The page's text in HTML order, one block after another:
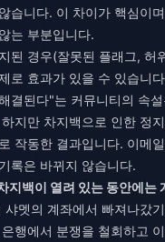
습니다. 이 차이가 핵심이
는 부분입니다.
된 경우(잘못된 플래그, 허
로 효과가 있을 수 있습니
결된다"는 커뮤니티의 속설
지만 차지백으로 인한 정
작동한 결과입니다. 이메
록은 바뀌지 않습니다.
지백이 열려 있는 동안에는
샤멧의 계좌에서 빠져나갔
행에서 분쟁을 철회하고